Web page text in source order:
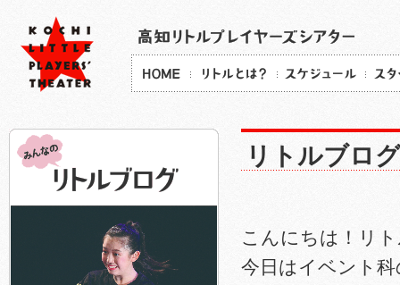
リトルブロ
こんにちは！リ
今日はイベント